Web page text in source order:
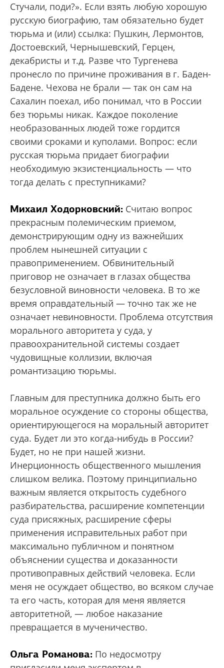
Стучали, поди?». Если взять любую хорошую
русскую биографию, там обязательно будет
тюрьма и (или) ссылка: Пушкин, Лермонтов,
Достоевский, Чернышевский, Герцен,
декабристы и т.д. Разве что Тургенева
пронесло по причине проживания в г. Баден-
Бадене. Чехова не брали — так он сам на
Сахалин поехал, ибо понимал, что в России
без тюрьмы никак. Каждое поколение
необразованных людей тоже гордится
своими сроками и куполами. Вопрос: если
русская тюрьма придает биографии
необходимую экзистенциальность — что
тогда делать с преступниками?
Михаил Ходорковский: Считаю вопрос
прекрасным полемическим приемом,
демонстрирующим одну из важнейших
проблем нынешней ситуации с
правоприменением. Обвинительный
приговор не означает в глазах общества
безусловной виновности человека. В то же
время оправдательный — точно так же не
означает невиновности. Проблема отсутствия
морального авторитета у суда, у
правоохранительной системы создает
чудовищные коллизии, включая
романтизацию тюрьмы.
Главным для преступника должно быть его
моральное осуждение со стороны общества,
ориентирующегося на моральный авторитет
суда. Будет ли это когда-нибудь в России?
Будет, но не при нашей жизни.
Инерционность общественного мышления
слишком велика. Поэтому принципиально
важным является открытость судебного
разбирательства, расширение компетенции
суда присяжных, расширение сферы
применения исправительных работ при
максимально публичном и понятном
объяснении существа и доказанности
противоправных действий человека. Если
меня не осуждает общество, во всяком случае
та его часть, которая для меня является
авторитетной, — любое наказание
превращается в мученичество.
Ольга Романова: По недосмотру